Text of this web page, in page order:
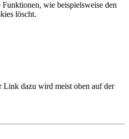
wie beispielsweise den
löscht.
Link dazu wird meist oben auf der